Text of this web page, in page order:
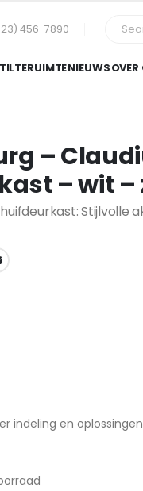
456-7890
NIEUWSOVER
–
– wit –
Stijlvolle
indeling en